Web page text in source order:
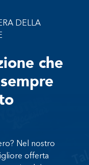
DELLA
che
Nel nostro
offerta